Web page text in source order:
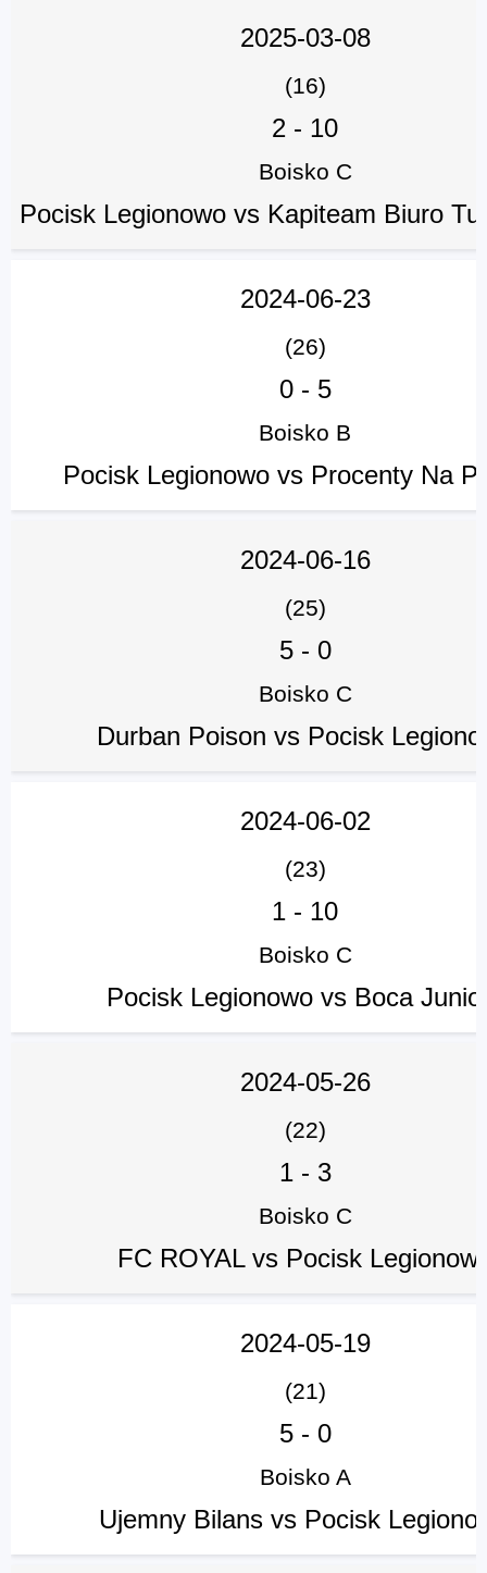
2025-03-08
(16)
2 - 10
Boisko C
Pocisk Legionowo vs Kapiteam Biuro
2024-06-23
(26)
0- 5
Boisko B
Pocisk Legionowo vs Procenty Na
2024-06-16
(25)
5- 0
Boisko C
Durban Poison vs Pocisk
2024-06-02
(23)
1 - 10
Boisko C
Pocisk Legionowo vs Boca
2024-05-26
(22)
1- 3
Boisko C
FC ROYAL vs Pocisk
2024-05-19
(21)
5- 0
Boisko A
Ujemny Bilans vs Pocisk